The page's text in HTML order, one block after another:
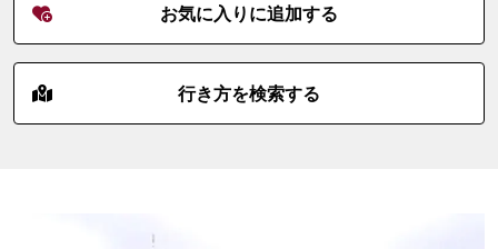
お気に入りに追加する
行き方を検索する